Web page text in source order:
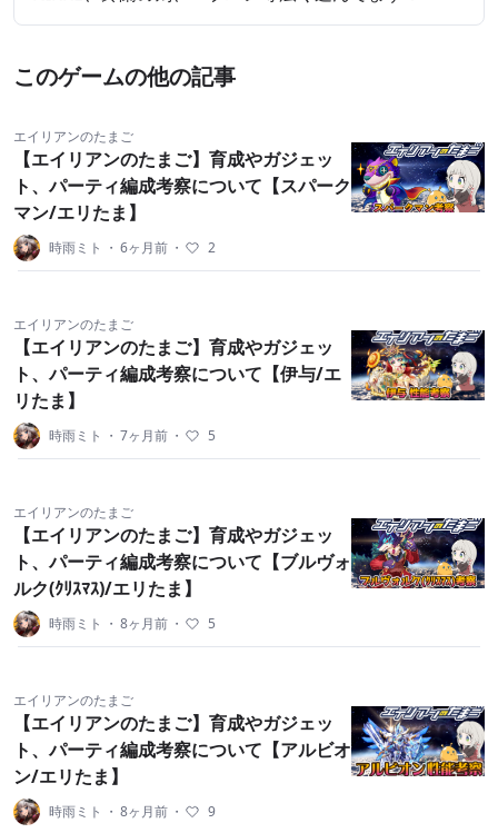
このゲームの他の記事
エイリアンのたまご
【エイリアンのたまご】育成やガジェッ
ト、パーティ編成考察について【スパーク
マン/エリたま】
時雨ミト ・ 6ヶ月前 ・ 2
エイリアンのたまご
【エイリアンのたまご】育成やガジェッ
ト、パーティ編成考察について【伊与/エ
リたま】
時雨ミト ・ 7ヶ月前 ・ 5
エイリアンのたまご
【エイリアンのたまご】育成やガジェッ
ト、パーティ編成考察について【ブルヴォ
ルク(ｸﾘｽﾏｽ)/エリたま】
時雨ミト ・ 8ヶ月前 ・ 5
エイリアンのたまご
【エイリアンのたまご】育成やガジェッ
ト、パーティ編成考察について【アルビオ
ン/エリたま】
時雨ミト ・ 8ヶ月前 ・ 9